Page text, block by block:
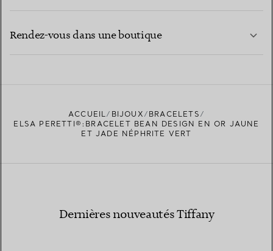
Rendez-vous dans une boutique
TROUVEZ LA BOUTIQUE LA PLUS PROCHE
ACCUEIL BIJOUX
BRACELETS
ELSA PERETTI®:BRACELET BEAN DESIGN EN OR JAUNE
ET JADE NÉPHRITE VERT
Dernières nouveautés Tiffany